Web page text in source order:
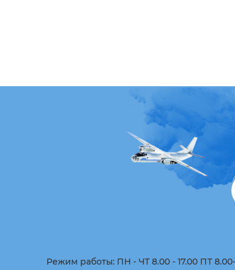
Режим работы: ПН - ЧТ 8.00 - 17.00 ПТ 8.00-